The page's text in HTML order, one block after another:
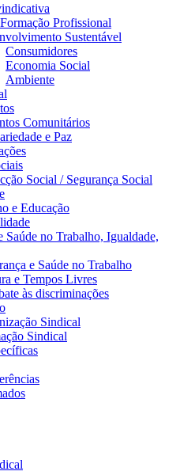
Profissional
Sustentável
Consumidores
Economia Social
Ambiente
Comunitários
e Paz
Social / Segurança Social
e Educação
Saúde no Trabalho, Igualdade,
e Saúde no Trabalho
e Tempos Livres
às discriminações
Sindical
Sindical